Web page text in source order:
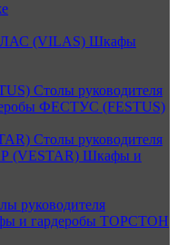
(VILAS) Шкафы
Столы руководителя
ФЕСТУС (FESTUS)
Столы руководителя
(VESTAR) Шкафы и
руководителя
и гардеробы ТОРСТОН